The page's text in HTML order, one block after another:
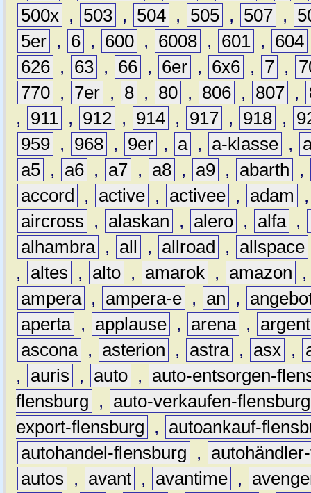
500x , 503 , 504 , 505 , 507 ,
5er , 6 , 600 , 6008 , 601 , 604
626 , 63 , 66 , 6er , 6x6 , 7 ,
770 , 7er , 8 , 80 , 806 , 807 ,
,
911 , 912 , 914 , 917 , 918 ,
959 , 968 , 9er , a , a-klasse ,
a5 , a6 , a7 , a8 , a9 , abarth
,
accord
, active , activee , adam
aircross
, alaskan , alero , alfa ,
alhambra , all , allroad , allspace
,
altes , alto , amarok , amazon
ampera , ampera-e , an ,
aperta , applause , arena ,
ascona , asterion , astra , asx ,
,
auris , auto ,
auto-entsorgen-
flensburg
,
auto-verkaufen-flensburg
export-flensburg
,
autoankauf-
autohandel-flensburg
,
autos
, avant , avantime ,